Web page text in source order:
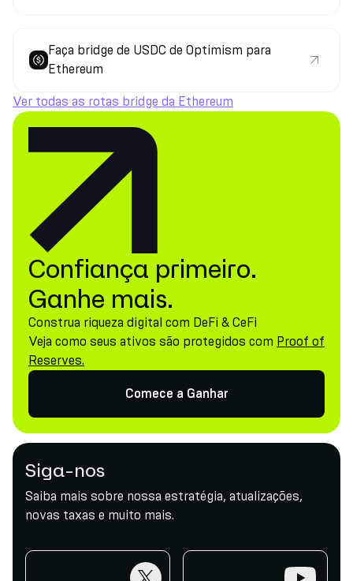
Faça bridge de USDC de Optimism para
Ethereum
Ver todas as rotas bridge da Ethereum
Confiança primeiro.
Ganhe mais.
Construa riqueza digital com DeFi & CeFi
Veja como seus ativos são protegidos com Proof of
Reserves.
Comece a Ganhar
Siga-nos
Saiba mais sobre nossa estratégia, atualizações,
novas taxas e muito mais.